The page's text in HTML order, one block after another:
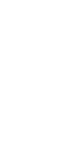
5 de 5, 3 reseñas